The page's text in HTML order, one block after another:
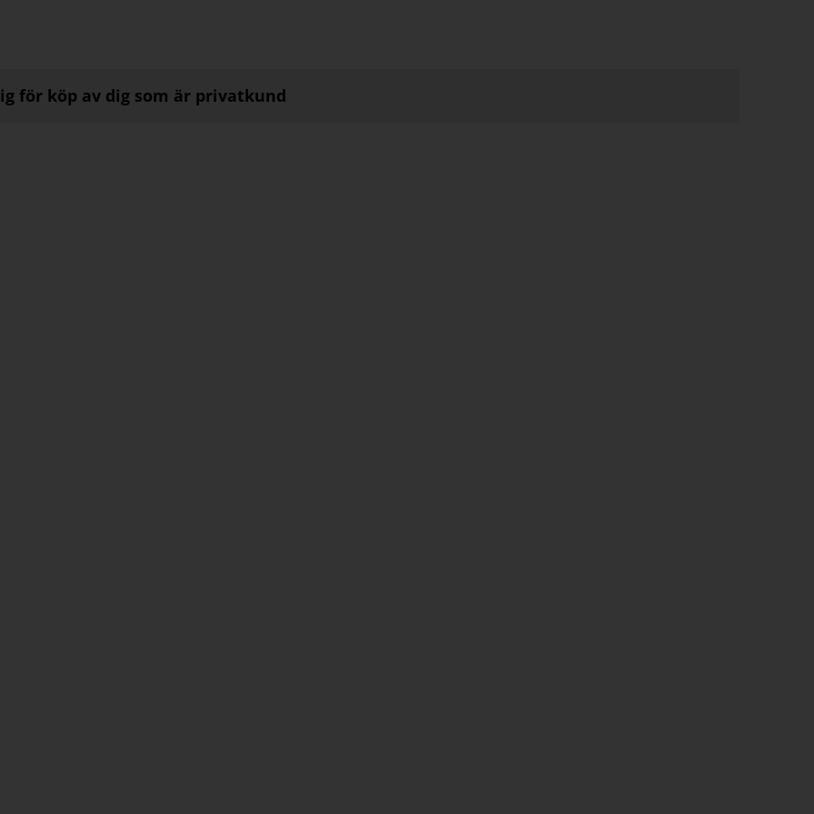
för köp av dig som är privatkund